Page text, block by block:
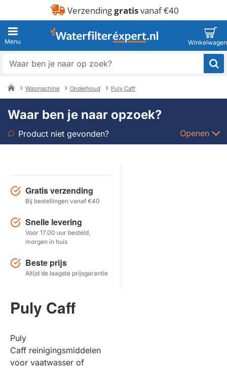
Verzendinggratisvanaf €40
Waar
zoek?
Wasmachine Onderhoud Puly Caff
Waar ben je naar opzoek?
Product niet gevonden? Openen
TOON PRODUCTEN
Gratis verzending
Bij bestellingen vanaf €40
Snelle levering
Voor 17.00 uur besteld,
morgen in huis
Beste prijs
Altijd de laagste prijsgarantie
Puly Caff
Puly
Caff reinigingsmiddelen
voor vaatwasser of